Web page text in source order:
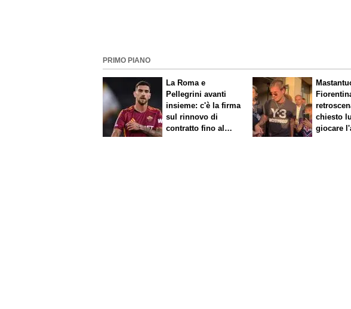
PRIMO PIANO
La Roma e
Pellegrini avanti
insieme: c'è la firma
sul rinnovo di
contratto fino al
chiesto
giocare